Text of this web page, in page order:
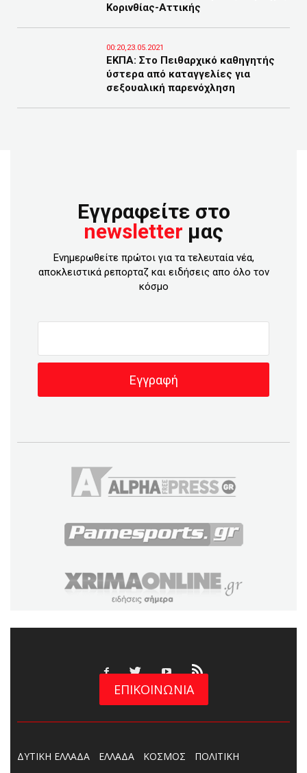
Κορινθίας-Αττικής
00:20,23.05.2021
ΕΚΠΑ: Στο Πειθαρχικό καθηγητής
ύστερα από καταγγελίες για
σεξουαλική παρενόχληση
Εγγραφείτε στο
newsletter μας
Ενημερωθείτε πρώτοι για τα τελευταία νέα,
αποκλειστικά ρεπορταζ και ειδήσεις απο όλο τον
κόσμο
ΕΠΙΚΟΙΝΩΝΙΑ
ΔΥΤΙΚΗ ΕΛΛΑΔΑ ΕΛΛΑΔΑ ΚΟΣΜΟΣ
ΠΟΛΙΤΙΚΗ